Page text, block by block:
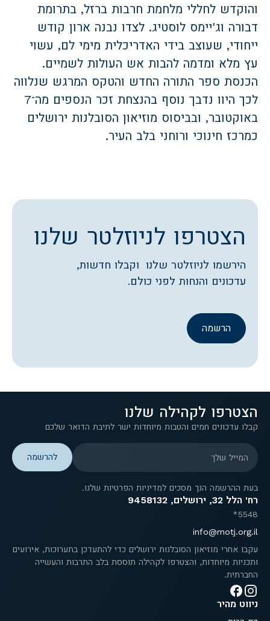
והוקדש לחללי מלחמת חרבות ברזל, בתרומת
דבורה וג'יימס לוסטיג. לצדו נבנה ארון קודש
ייחודי, שעוצב בידי האדריכלית מימי לם, עשוי
עץ מלא ומדמה להבות אש העולות לשמיים.
הכנסת ספר התורה החדש והטקס המרגש שנלווה
לכך היוו נדבך נוסף בהנצחת זכר הנספים מה־7
באוקטובר, ובביסוס מוזיאון הסובלנות ירושלים
כמרכז חינוכי ורוחני בלב העיר.
הצטרפו לניוזלטר שלנו
הירשמו לניוזלטר שלנו וקבלו חדשות,
עדכונים והנחות לפני כולם.
הרשמה
ניווט מהיר
רח' הלל 32, ירושלים, 9458132
5548*
info@motj.org.il
עקבו אחרי מוזיאון הסובלנות ירושלים כדי להתעדכן בתערוכות, אירועים
ותכניות מיוחדות, והצטרפו לקהילה תוססת בלב התרבות והעשייה
החברתית.
הצטרפו לקהילה שלנו
קבלו עדכונים חמים והטבות מיוחדות ישר לתיבת הדואר שלכם
המייל שלך
בעת ההרשמה הנך מסכים למדיניות הפרטיות שלנו.